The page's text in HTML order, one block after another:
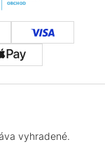
vyhradené.